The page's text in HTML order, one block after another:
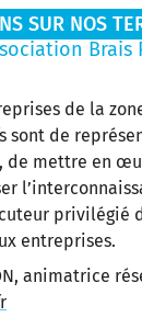
SUR NOS
Brais
de la
sont de
de mettre en
privilégié
entreprises.
animatrice